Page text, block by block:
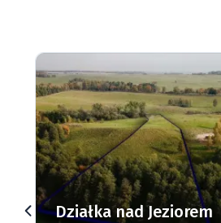
Działki budowlane